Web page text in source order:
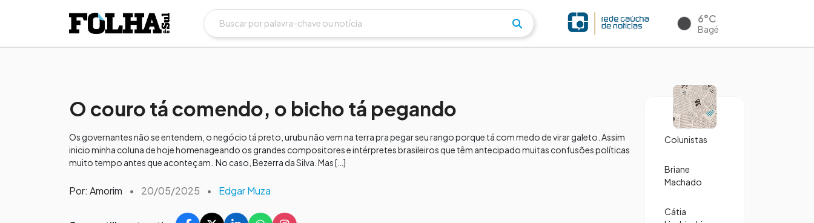
6°C
Bagé
O couro tá comendo, o bicho tá pegando
Os governantes não se entendem, o negócio tá preto, urubu não vem na terra pra pegar seu rango porque tá com medo de virar galeto. Assim
inicio minha coluna de hoje homenageando os grandes compositores e intérpretes brasileiros que têm antecipado muitas confusões políticas
muito tempo antes que aconteçam. No caso, Bezerra da Silva. Mas […]
Por: Amorim • 20/05/2025 • Edgar Muza
Colunistas
Briane
Machado
Cátia